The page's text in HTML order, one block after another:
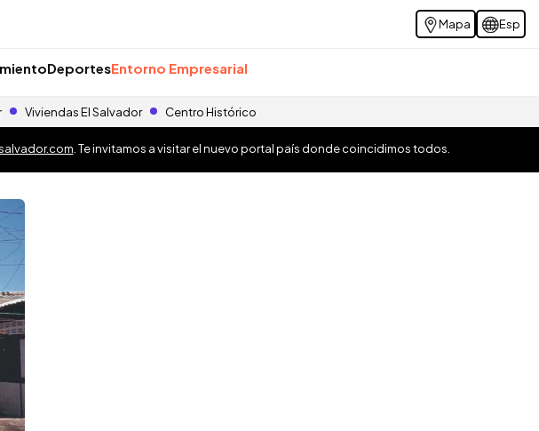
Mapa Esp
DeportesEntorno Empresarial
Viviendas El Salvador Centro Histórico
. Te invitamos a visitar el nuevo portal país donde coincidimos todos.